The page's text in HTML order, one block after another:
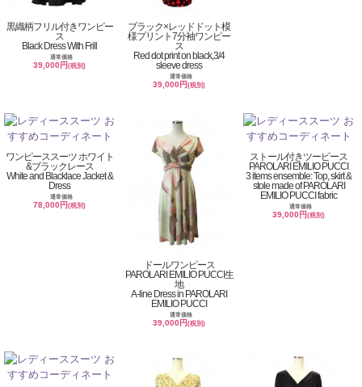
黒織柄フリル付きワンピー
ス
Black Dress With Frill
通常価格
39,000円(税別)
ブラック×レッドドット模
様プリント7分袖ワンピー
ス
Red dot print on black,3/4
sleeve dress
通常価格
39,000円(税別)
ワンピーススーツ ホワイト
&ブラックレース
White and Blacklace Jacket &
Dress
通常価格
78,000円(税別)
ドールワンピース
PAROLARI EMILIO PUCCI生
地
A-line Dress in PAROLARI
EMILIO PUCCI
通常価格
39,000円(税別)
ストール付きツーピース
PAROLARI EMILIO PUCCI
3 items ensemble: Top, skirt &
stole made of PAROLARI
EMILIO PUCCI fabric
通常価格
39,000円(税別)